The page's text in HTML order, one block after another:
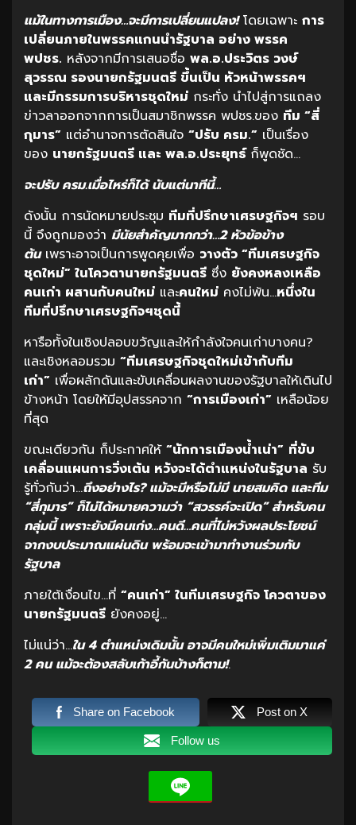
แม้ในทางการเมือง…จะมีการเปลี่ยนแปลง!โดยเฉพาะ การ
เปลี่ยนภายในพรรคแกนนำรัฐบาล อย่าง พรรค
พปชร. หลังจากมีการเสนอชื่อ พล.อ.ประวิตร วงษ์
สุวรรณ รองนายกรัฐมนตรี ขึ้นเป็น หัวหน้าพรรคฯ
และมีกรรมการบริหารชุดใหม่ กระทั่ง นำไปสู่การแถลง
ข่าวลาออกจากการเป็นสมาชิกพรรค พปชร.ของ ทีม “สี่
กุมาร” แต่อำนาจการตัดสินใจ “ปรับ ครม.” เป็นเรื่อง
ของ นายกรัฐมนตรี และ พล.อ.ประยุทธ์ ก็พูดชัด…
จะปรับ ครม.เมื่อไหร่ก็ได้ นับแต่นาทีนี้…
ดังนั้น การนัดหมายประชุม ทีมที่ปรึกษาเศรษฐกิจฯ รอบ
นี้ จึงถูกมองว่า มีนัยสำคัญมากกว่า…2 หัวข้อข้าง
ต้นเพราะอาจเป็นการพูดคุยเพื่อ วางตัว “ทีมเศรษฐกิจ
ชุดใหม่” ในโควตานายกรัฐมนตรี ซึ่ง ยังคงหลงเหลือ
คนเก่า ผสานกับคนใหม่ และคนใหม่ คงไม่พ้น…หนึ่งใน
ทีมที่ปรึกษาเศรษฐกิจฯชุดนี้
หารือทั้งในเชิงปลอบขวัญและให้กำลังใจคนเก่าบางคน?
และเชิงหลอมรวม “ทีมเศรษฐกิจชุดใหม่เข้ากับทีม
เก่า” เพื่อผลักดันและขับเคลื่อนผลงานของรัฐบาลให้เดินไป
ข้างหน้า โดยให้มีอุปสรรคจาก “การเมืองเก่า” เหลือน้อย
ที่สุด
ขณะเดียวกัน ก็ประกาศให้ “นักการเมืองน้ำเน่า” ที่ขับ
เคลื่อนแผนการวิ่งเต้น หวังจะได้ตำแหน่งในรัฐบาล รับ
รู้ทั่วกันว่า…ถึงอย่างไร? แม้จะมีหรือไม่มี นายสมคิด และทีม
“สี่กุมาร” ก็ไม่ได้หมายความว่า “สวรรค์จะเปิด” สำหรับคน
กลุ่มนี้ เพราะยังมีคนเก่ง…คนดี…คนที่ไม่หวังผลประโยชน์
จากงบประมาณแผ่นดิน พร้อมจะเข้ามาทำงานร่วมกับ
รัฐบาล
ภายใต้เงื่อนไข…ที่ “คนเก่า” ในทีมเศรษฐกิจ โควตาของ
นายกรัฐมนตรี ยังคงอยู่…
ไม่แน่ว่า…ใน 4 ตำแหน่งเดิมนั้น อาจมีคนใหม่เพิ่มเติมมาแค่
2 คน แม้จะต้องสลับเก้าอี้กันบ้างก็ตาม!.
Share on Facebook Post on X
Follow us